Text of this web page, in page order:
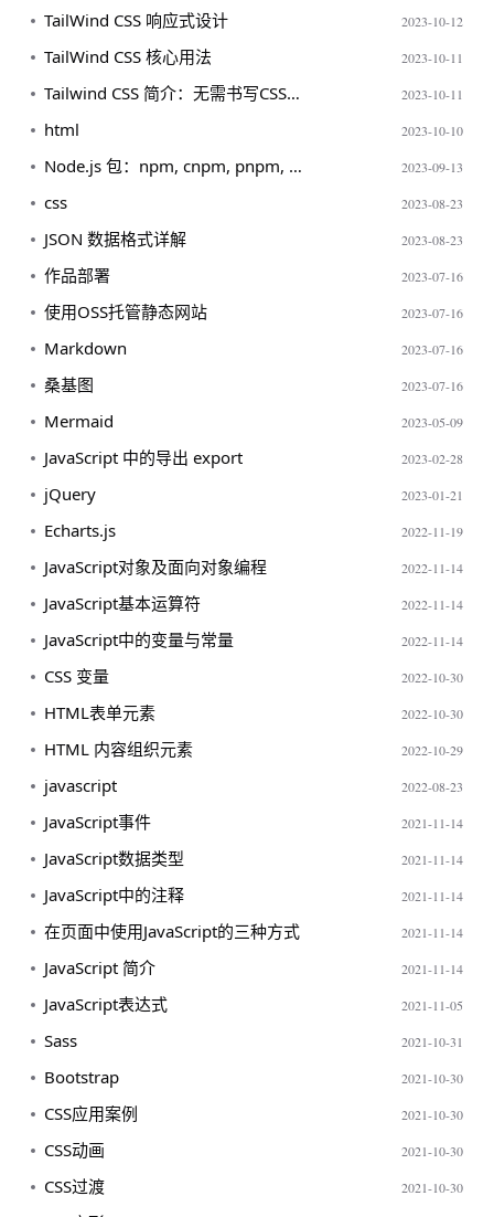
TailWind CSS 响应式设计 2023-10-12
TailWind CSS 核心用法 2023-10-11
Tailwind CSS 简介：无需书写CSS的CSS框架 2023-10-11
html 2023-10-10
Node.js 包：npm, cnpm, pnpm, yarn 与 npx 全方位解析 2023-09-13
css 2023-08-23
JSON 数据格式详解 2023-08-23
作品部署 2023-07-16
使用OSS托管静态网站 2023-07-16
Markdown 2023-07-16
桑基图 2023-07-16
Mermaid 2023-05-09
JavaScript 中的导出 export 2023-02-28
jQuery 2023-01-21
Echarts.js 2022-11-19
JavaScript对象及面向对象编程 2022-11-14
JavaScript基本运算符 2022-11-14
JavaScript中的变量与常量 2022-11-14
CSS 变量 2022-10-30
HTML表单元素 2022-10-30
HTML 内容组织元素 2022-10-29
javascript 2022-08-23
JavaScript事件 2021-11-14
JavaScript数据类型 2021-11-14
JavaScript中的注释 2021-11-14
在页面中使用JavaScript的三种方式 2021-11-14
JavaScript 简介 2021-11-14
JavaScript表达式 2021-11-05
Sass 2021-10-31
Bootstrap 2021-10-30
CSS应用案例 2021-10-30
CSS动画 2021-10-30
CSS过渡 2021-10-30